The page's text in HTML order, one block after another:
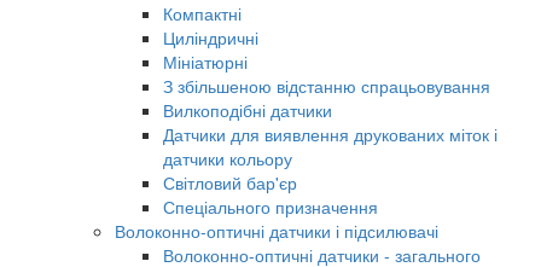
Компактні
Циліндричні
Мініатюрні
З збільшеною відстанню спрацьовування
Вилкоподібні датчики
Датчики для виявлення друкованих міток і
датчики кольору
Світловий бар'єр
Спеціального призначення
Волоконно-оптичні датчики і підсилювачі
Волоконно-оптичні датчики - загального